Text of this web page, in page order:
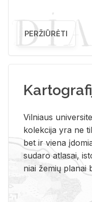
PERŽIŪRĖTI
Vil­niaus
ko­lek­ci­ja yra ne
bet ir vie­na
su­da­ro at­la­sai,
niai že­mių pla­nai